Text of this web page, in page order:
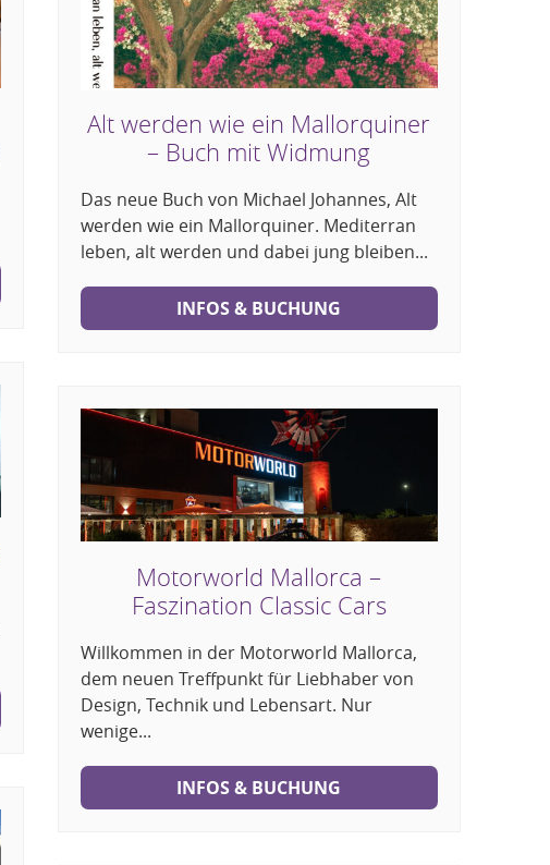
Alt werden wie ein Mallorquiner
– Buch mit Widmung
Das neue Buch von Michael Johannes, Alt
werden wie ein Mallorquiner. Mediterran
leben, alt werden und dabei jung bleiben...
INFOS & BUCHUNG
Motorworld Mallorca –
Faszination Classic Cars
Willkommen in der Motorworld Mallorca,
dem neuen Treffpunkt für Liebhaber von
Design, Technik und Lebensart. Nur
wenige...
INFOS & BUCHUNG